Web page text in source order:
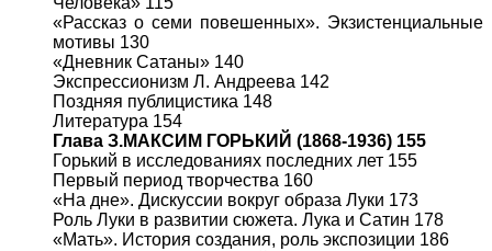
«Рассказ о семи повешенных». Экзистенциальные
мотивы 130
«Дневник Сатаны» 140
Экспрессионизм Л. Андреева 142
Поздняя публицистика 148
Литература 154
Глава З.МАКСИМ ГОРЬКИЙ (1868-1936) 155
Горький в исследованиях последних лет 155
Первый период творчества 160
«На дне». Дискуссии вокруг образа Луки 173
Роль Луки в развитии сюжета. Лука и Сатин 178
«Мать». История создания, роль экспозиции 186